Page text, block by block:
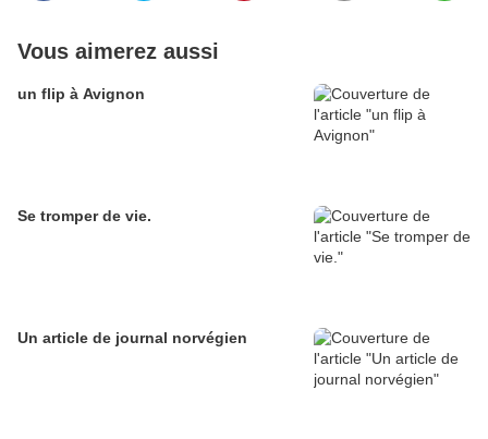
Vous aimerez aussi
un flip à Avignon
Se tromper de vie.
Un article de journal norvégien